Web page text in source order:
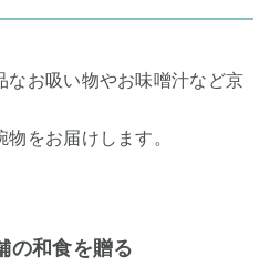
なお吸い物やお味噌汁など京
をお届けします。
の和食を贈る